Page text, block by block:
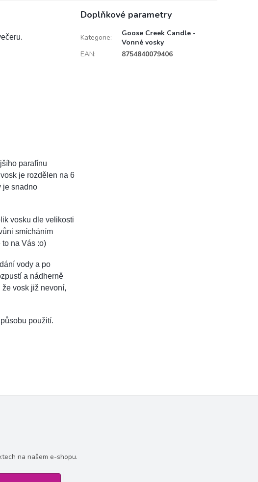
parafínu
je rozdělen na 6
je snadno
vosku dle velikosti
smícháním
na Vás :o)
vody a po
a nádherně
vosk již nevoní,
použití.
Doplňkové parametry
Kategorie:
Goose Creek Candle -
Vonné vosky
EAN: 8754840079406
na našem e-shopu.